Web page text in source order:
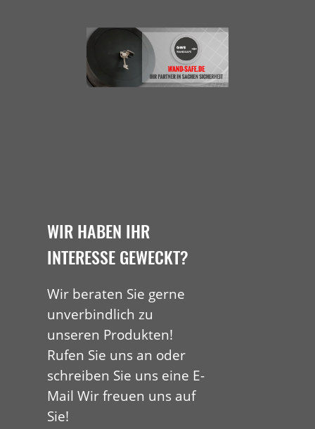
WIR HABEN IHR
INTERESSE GEWECKT?
Wir beraten Sie gerne
unverbindlich zu
unseren Produkten!
Rufen Sie uns an oder
schreiben Sie uns eine E-
Mail Wir freuen uns auf
Sie!